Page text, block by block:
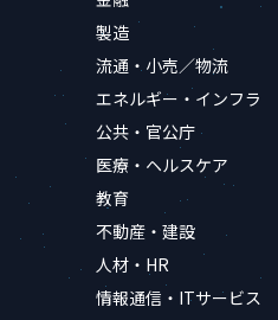
製造
流通・小売／物流
エネルギー・インフラ
公共・官公庁
医療・ヘルスケア
教育
不動産・建設
人材・HR
情報通信・ITサービス